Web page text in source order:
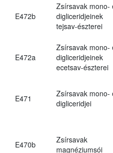
E472b
Zsírsavak mono-
digliceridjeinek
tejsav-észterei
E472a
Zsírsavak mono-
digliceridjeinek
ecetsav-észterei
E471
Zsírsavak mono-
digliceridjei
E470b
Zsírsavak
magnéziumsói